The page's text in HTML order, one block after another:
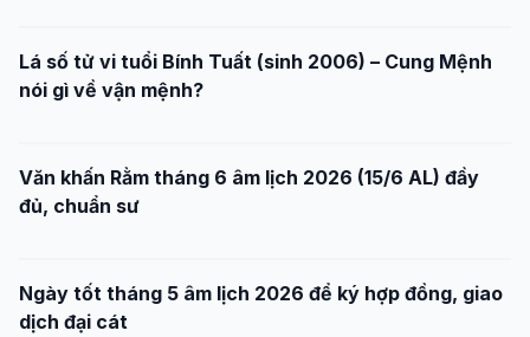
Lá số tử vi tuổi Bính Tuất (sinh 2006) – Cung Mệnh
nói gì về vận mệnh?
Văn khấn Rằm tháng 6 âm lịch 2026 (15/6 AL) đầy
đủ, chuẩn sư
Ngày tốt tháng 5 âm lịch 2026 để ký hợp đồng, giao
dịch đại cát